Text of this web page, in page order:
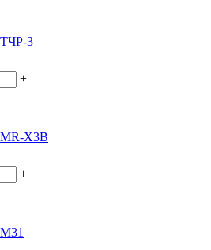
ТЧР-3
+
MR-X3B
+